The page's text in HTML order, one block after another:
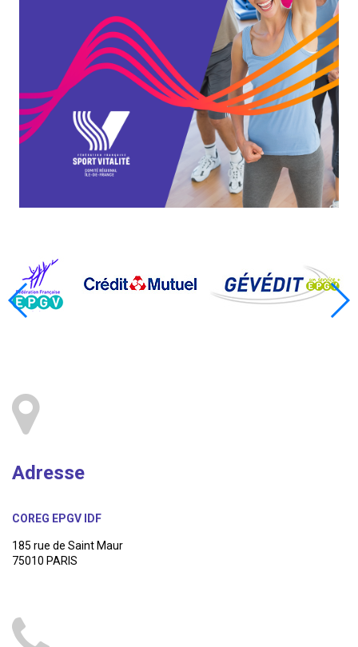
Adresse
COREG EPGV IDF
185 rue de Saint Maur
75010 PARIS